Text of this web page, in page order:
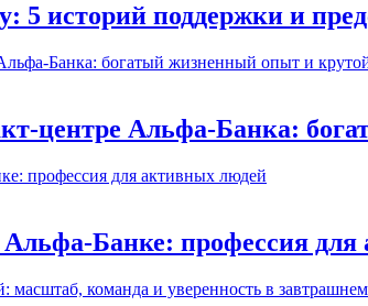
5 историй поддержки и
центре Альфа-Банка:
Банке: профессия для